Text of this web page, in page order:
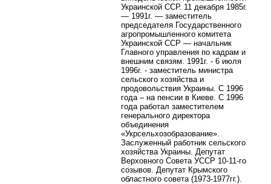
Украинской ССР. 11 декабря 1985г.
— 1991г. — заместитель
председателя Государственного
агропромышленного комитета
Украинской ССР — начальник
Главного управления по кадрам и
внешним связям. 1991г. - 6 июля
1996г. - заместитель министра
сельского хозяйства и
продовольствия Украины. С 1996
года – на пенсии в Киеве. С 1996
года работал заместителем
генерального директора
объединения
«Укрсельхозобразование».
Заслуженный работник сельского
хозяйства Украины. Депутат
Верховного Совета УССР 10-11-го
созывов. Депутат Крымского
областного совета (1973-1977гг.).